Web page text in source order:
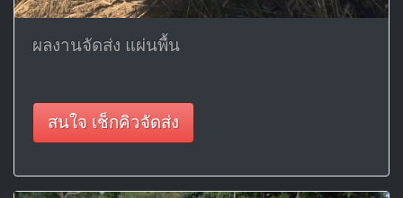
ผลงานจัดส่ง แผ่นพื้น
สนใจ เช็กคิวจัดส่ง